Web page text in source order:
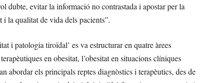
dubte, evitar la informació no contrastada i apostar per la
la qualitat de vida dels pacients”.
i patologia tiroïdal’ es va estructurar en quatre àrees
en obesitat, l’obesitat en situacions clíniques
abordar els principals reptes diagnòstics i terapèutics, des de